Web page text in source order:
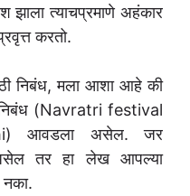
झाला त्याचप्रमाणे अहंकार
करतो.
निबंध, मला आशा आहे की
निबंध (Navratri festival
आवडला असेल. जर
तर हा लेख आपल्या
नका.